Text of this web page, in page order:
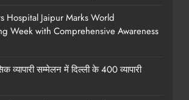
Hospital Jaipur Marks World
Week with Comprehensive Awareness
व्यापारी सम्मेलन में दिल्ली के 400 व्यापारी